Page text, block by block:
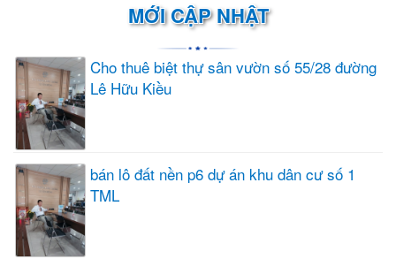
MỚI CẬP NHẬT
Cho thuê biệt thự sân vườn số 55/28 đường
Lê Hữu Kiều
bán lô đất nền p6 dự án khu dân cư số 1
TML